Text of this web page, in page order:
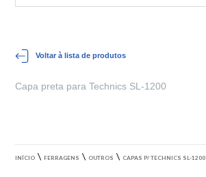
Voltar à lista de produtos
Capa preta para Technics SL-1200
INÍCIO \ FERRAGENS \ OUTROS \ CAPAS P/ TECHNICS SL-1200